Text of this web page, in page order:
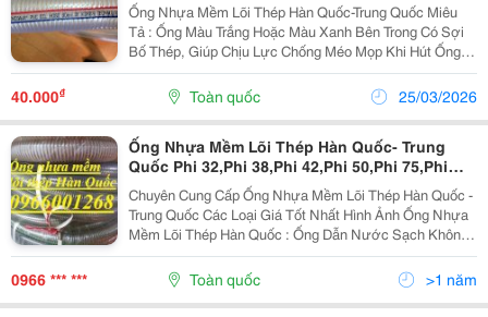
Ống Nhựa Mềm Lõi Thép Hàn Quốc-Trung Quốc Miêu
Tả : Ống Màu Trắng Hoặc Màu Xanh Bên Trong Có Sợi
Bố Thép, Giúp Chịu Lực Chống Méo Mọp Khi Hút Ống
Có Khả Năng Chịu Nhiệt, Chịu Dầu Tốt Ống Nhựa Lõi
Thép Có Đa Dạng Các Kích Cỡ Kh
40.000₫ Toàn quốc 25/03/2026
Ống Nhựa Mềm Lõi Thép Hàn Quốc- Trung
Quốc Phi 32,Phi 38,Phi 42,Phi 50,Phi 75,Phi
100 Giá Tốt
Chuyên Cung Cấp Ống Nhựa Mềm Lõi Thép Hàn Quốc -
Trung Quốc Các Loại Giá Tốt Nhất Hình Ảnh Ống Nhựa
Mềm Lõi Thép Hàn Quốc : Ống Dẫn Nước Sạch Không
Mùi. Miêu Tả : Ống Màu Trắng Hoặc Màu Xanh Bên
Trong Có Sợi Bố Thép, Giúp Chịu Lực Chống...
0966 *** *** Toàn quốc >1 năm